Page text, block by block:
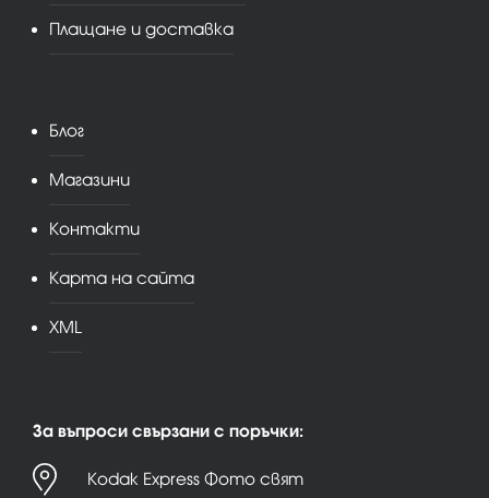
Плащане и доставка
Блог
Магазини
Контакти
Карта на сайта
XML
За въпроси свързани с поръчки:
Kodak Express Фото свят